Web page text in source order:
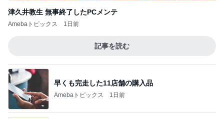
津久井教生 無事終了したPCメンテ
Amebaトピックス 1日前
記事を読む
早くも完走した11店舗の購入品
Amebaトピックス 1日前